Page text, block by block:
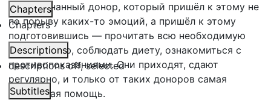
Chapters
Chapters
Descriptions
descriptions off, selected
Subtitles
это осознанный донор, который пришёл к этому не
по порыву каких-то эмоций, а пришёл к этому
подготовившись — прочитать всю необходимую
информацию, соблюдать диету, ознакомиться с
противопоказаниями. Они приходят, сдают
регулярно, и только от таких доноров самая
настоящая помощь.